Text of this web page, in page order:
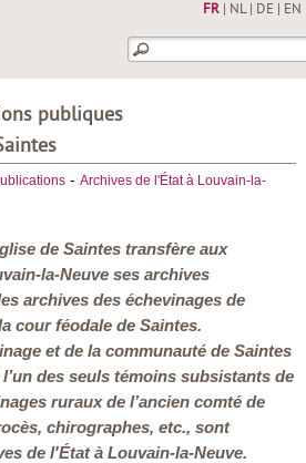
FR| NL| DE EN
publiques
- Archives de l'État à Louvain-la-
de Saintes transfère aux
la-Neuve ses archives
archives des échevinages de
cour féodale de Saintes.
et de la communauté de Saintes
des seuls témoins subsistants de
ruraux de l’ancien comté de
chirographes, etc., sont
de l'État à Louvain-la-Neuve.